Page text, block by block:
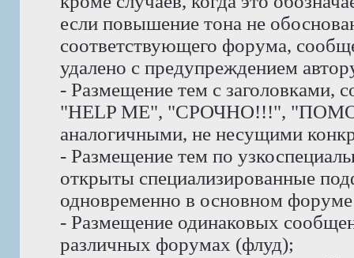
если повышение тона не
соответствующего форума,
удалено с предупреждением
- Размещение тем с заголовками,
"HELP ME", "СРОЧНО!!!",
аналогичными, не несущими
- Размещение тем по
открыты специализированные
одновременно в основном
- Размещение одинаковых
различных форумах (флуд);